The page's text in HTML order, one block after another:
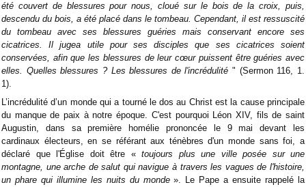
été couvert de blessures pour nous, cloué sur le bois de la croix, puis,
descendu du bois, a été placé dans le tombeau. Cependant, il est ressuscité
du tombeau avec ses blessures guéries mais conservant encore ses
cicatrices. Il jugea utile pour ses disciples que ses cicatrices soient
conservées, afin que les blessures de leur cœur puissent être guéries avec
elles. Quelles blessures ? Les blessures de l'incrédulité " (Sermon 116, 1.
1).
L’incrédulité d’un monde qui a tourné le dos au Christ est la cause principale
du manque de paix à notre époque. C'est pourquoi Léon XIV, fils de saint
Augustin, dans sa première homélie prononcée le 9 mai devant les
cardinaux électeurs, en se référant aux ténèbres d'un monde sans foi, a
déclaré que l'Église doit être « toujours plus une ville posée sur une
montagne, une arche de salut qui navigue à travers les vagues de l'histoire,
un phare qui illumine les nuits du monde». Le Pape a ensuite rappelé la